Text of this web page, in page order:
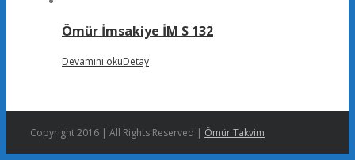
Ömür İmsakiye İM S 132
Devamını okuDetay
Copyright 2016 | All Rights Reserved | Ömür Takvim